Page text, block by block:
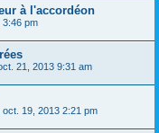
à l'accordéon
3:46 pm
21, 2013 9:31 am
oct. 19, 2013 2:21 pm